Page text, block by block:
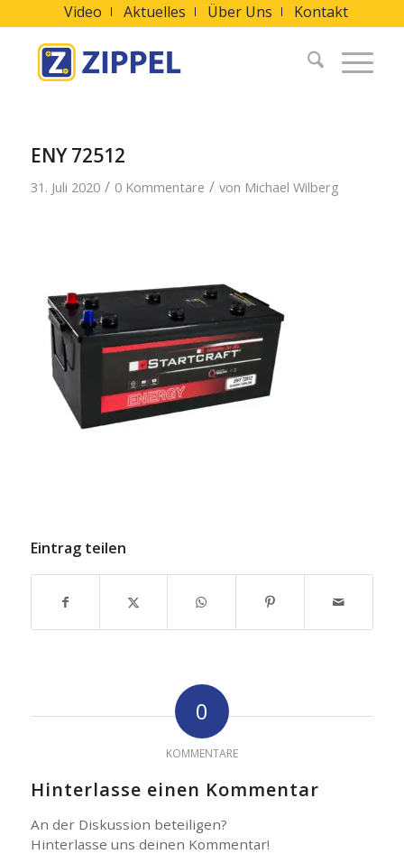
Video Aktuelles Über Uns Kontakt
ENY 72512
31. Juli 2020 / 0 Kommentare / von Michael Wilberg
Eintrag teilen
0
KOMMENTARE
Hinterlasse einen Kommentar
An der Diskussion beteiligen?
Hinterlasse uns deinen Kommentar!